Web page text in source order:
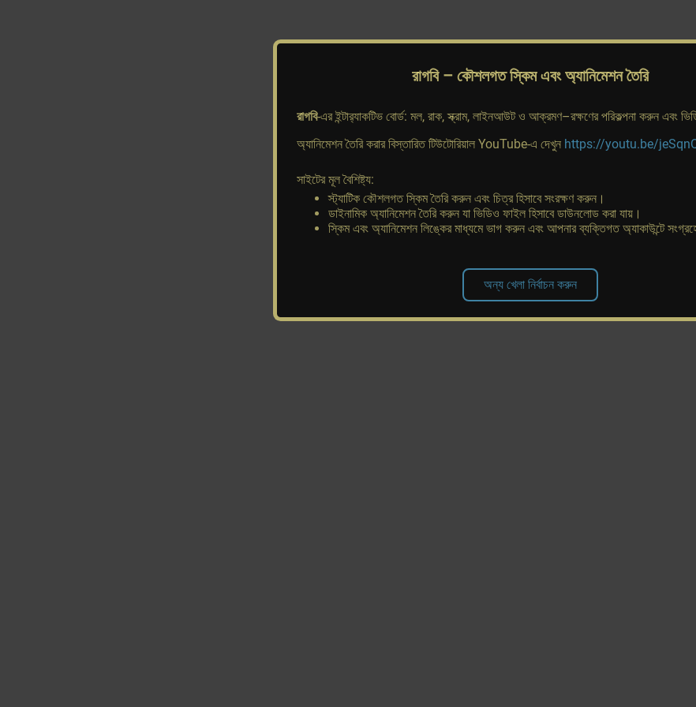
রাগবি– কৌশলগত স্কিম এবং অ্যানিমেশন তৈরি
রাগবি-এর ইন্টার‌্যাকটিভ বোর্ড: মল, রাক, স্ক্রাম, লাইনআউট ও আক্রমণ–রক্ষণের পরিকল্পনা করুন এবং
অ্যানিমেশন তৈরি করার বিস্তারিত টিউটোরিয়াল YouTube-এ দেখুন https://youtu.be/
সাইটের মূল বৈশিষ্ট্য:
স্ট্যাটিক কৌশলগত স্কিম তৈরি করুন এবং চিত্র হিসাবে সংরক্ষণ করুন।
ডাইনামিক অ্যানিমেশন তৈরি করুন যা ভিডিও ফাইল হিসাবে ডাউনলোড করা যায়।
স্কিম এবং অ্যানিমেশন লিঙ্কের মাধ্যমে ভাগ করুন এবং আপনার ব্যক্তিগত অ্যাকাউন্টে
অন্য খেলা নির্বাচন করুন